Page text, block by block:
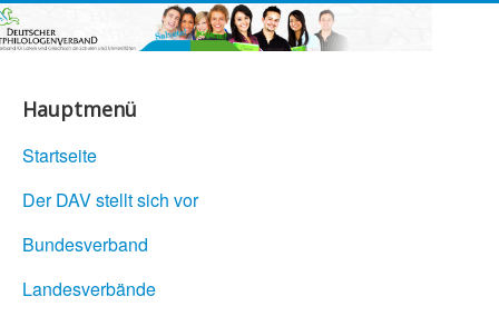
Hauptmenü
Startseite
Der DAV stellt sich vor
Bundesverband
Landesverbände